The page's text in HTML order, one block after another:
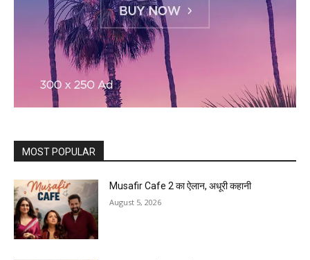
MOST POPULAR
Musafir Cafe 2 का ऐलान, अधूरी कहानी
August 5, 2026